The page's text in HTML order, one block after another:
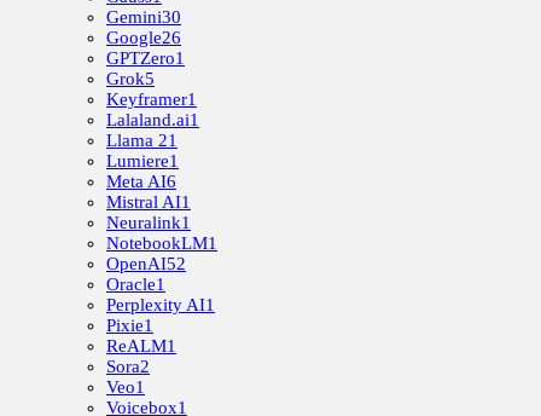
Gemini30
Google26
GPTZero1
Grok5
Keyframer1
Lalaland.ai1
Llama 21
Lumiere1
Meta AI6
Mistral AI1
Neuralink1
NotebookLM1
OpenAI52
Oracle1
Perplexity AI1
Pixie1
ReALM1
Sora2
Veo1
Voicebox1